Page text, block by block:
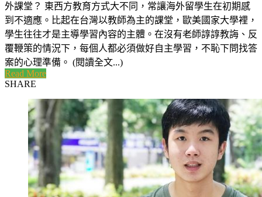
外課堂？ 東西方教育方式大不同，常讓海外留學生在初期感
到不適應。比起在台灣以教師為主的課堂，歐美國家大學裡，
學生往往才是主導學習內容的主體。在沒有老師諄諄教誨、反
覆鞭策的情況下，每個人都必須做好自主學習，不恥下問找答
案的心理準備。 (閱讀全文...)
Read More
SHARE